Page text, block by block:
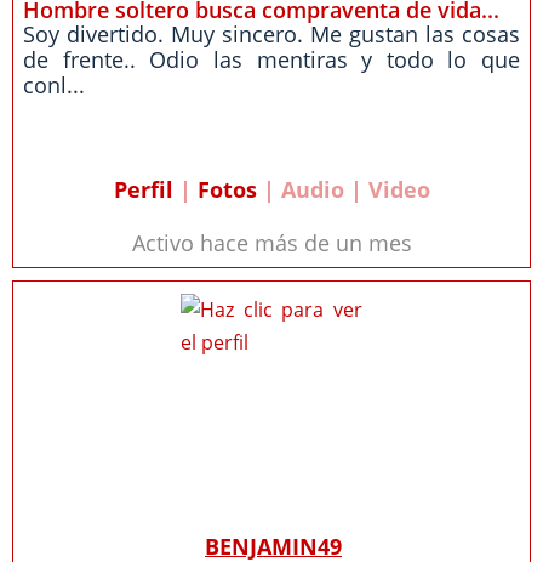
Hombre soltero busca compraventa de vida...
Soy divertido. Muy sincero. Me gustan las cosas
de frente.. Odio las mentiras y todo lo que
conl...
Perfil | Fotos| Audio | Video
Activo hace más de un mes
BENJAMIN49